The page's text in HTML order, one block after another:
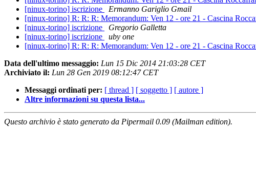
[ninux-torino] iscrizione
Ermanno Gariglio Gmail
[ninux-torino] R: R: R: Memorandum: Ven 12 - ore 21 - Cascina
[ninux-torino] iscrizione
Gregorio Galletta
[ninux-torino] iscrizione
uby one
[ninux-torino] R: R: R: Memorandum: Ven 12 - ore 21 - Cascina
Data dell'ultimo messaggio: Lun 15 Dic 2014 21:03:28 CET
Archiviato il: Lun 28 Gen 2019 08:12:47 CET
Messaggi ordinati per: [ thread ] [ soggetto ] [ autore ]
Altre informazioni su questa lista...
Questo archivio è stato generato da Pipermail 0.09 (Mailman edition).